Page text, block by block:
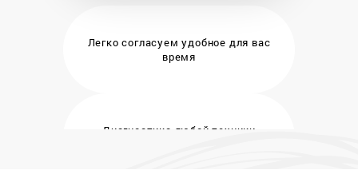
Легко согласуем удобное для вас
время
Диагностика любой техники